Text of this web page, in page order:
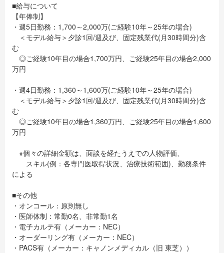
■給与について
【年俸制】
・週5日勤務：1,700～2,000万(ご経験10年～25年の場合)
＜モデル給与＞夕診1回/週及び、固定残業代(月30時間分)含
む
◎ご経験10年目の場合1,700万円、ご経験25年目の場合2,000
万円
・週4日勤務：1,360～1,600万(ご経験10年～25年の場合)
＜モデル給与＞夕診1回/週及び、固定残業代(月30時間分)含
む
◎ご経験10年目の場合1,360万円、ご経験25年目の場合1,600
万円
※個々の詳細金額は、面談を経たうえでの人物評価、
スキル(例：各専門医取得状況、治療技術範囲)、勤務条件
による
■その他
・オンコール：原則無し
・医師体制：常勤0名、非常勤1名
・電子カルテ有（メーカー：NEC）
・オーダーリング有（メーカー：NEC）
・PACS有（メーカー：キャノンメディカル（旧 東芝））